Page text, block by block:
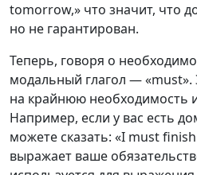
tomorrow,» что значит, что
но не гарантирован.
Теперь, говоря о
модальный глагол — «must».
на крайнюю необходимость
Например, если у вас есть
можете сказать: «I must
выражает ваше